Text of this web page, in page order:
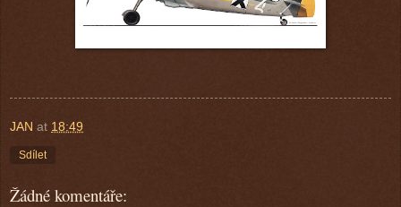
JAN at 18:49
Sdílet
Žádné komentáře: